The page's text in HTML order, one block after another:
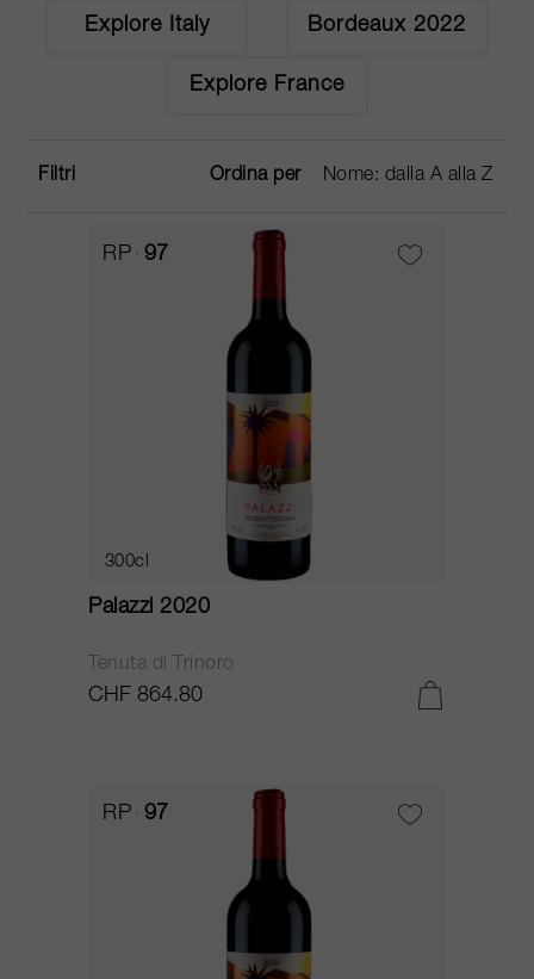
Explore Italy Bordeaux 2022
Explore France
Filtri Ordina per
RP 97
300cl
Palazzi 2020
Tenuta di Trinoro
CHF 864.80
RP 97